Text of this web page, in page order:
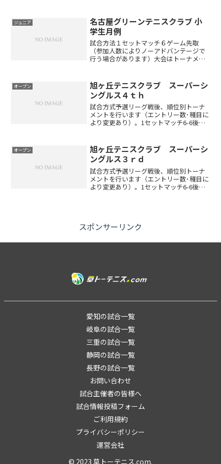
ジュニア
名古屋グリーンテニスクラブ 小
学生月例
試合方法１セットマッチ６ゲーム先取
（参加人数によりノーアドバンテージで
行う場合があります）大会はトーナメン
マッチ（４ゲーム先取）もありますので
積極的に参加して下さい※筆...
オープン
旭ヶ丘テニスクラブ スーパーシ
ングルス４ｔｈ
試合方式予選リーグ戦後、順位別トーナ
メントを行います（エントリー数･種目に
より変更あり）。1セットマッチ6-6後タ
車でお越しの方東名高速道路名古屋I.Cよ
り小牧ジャン...
オープン
旭ヶ丘テニスクラブ スーパーシ
ングルス３ｒｄ
試合方式予選リーグ戦後、順位別トーナ
メントを行います（エントリー数･種目に
より変更あり）。1セットマッチ6-6後タ
スポンサーリンク
愛知の試合一覧
岐阜の試合一覧
三重の試合一覧
静岡の試合一覧
長野の試合一覧
お問い合わせ
試合主催者の皆様へ
試合情報投稿フォーム
ご利用規約
プライバシーポリシー
運営会社
© 2023 草トーテニス.com.